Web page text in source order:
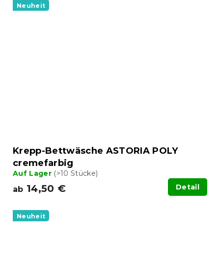
Neuheit
Krepp-Bettwäsche ASTORIA POLY
cremefarbig
Auf Lager (>10 Stücke)
ab 14,50 € Detail
Neuheit